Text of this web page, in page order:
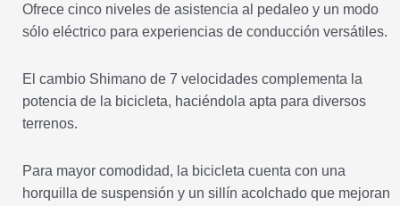
Ofrece cinco niveles de asistencia al pedaleo y un modo
sólo eléctrico para experiencias de conducción versátiles.
El cambio Shimano de 7 velocidades complementa la
potencia de la bicicleta, haciéndola apta para diversos
terrenos.
Para mayor comodidad, la bicicleta cuenta con una
horquilla de suspensión y un sillín acolchado que mejoran